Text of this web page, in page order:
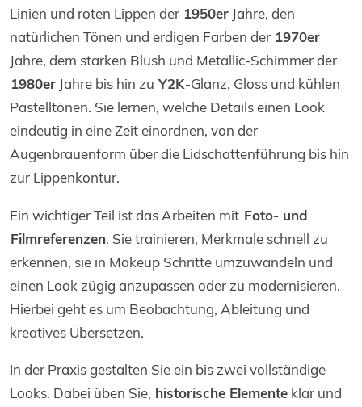
Linien und roten Lippen der 1950er Jahre, den
natürlichen Tönen und erdigen Farben der 1970er
Jahre, dem starken Blush und Metallic-Schimmer der
1980er Jahre bis hin zuY2K-Glanz, Gloss und kühlen
Pastelltönen. Sie lernen, welche Details einen Look
eindeutig in eine Zeit einordnen, von der
Augenbrauenform über die Lidschattenführung bis hin
zur Lippenkontur.
Ein wichtiger Teil ist das Arbeiten mit Foto- und
Filmreferenzen. Sie trainieren, Merkmale schnell zu
erkennen, sie in Makeup Schritte umzuwandeln und
einen Look zügig anzupassen oder zu modernisieren.
Hierbei geht es um Beobachtung, Ableitung und
kreatives Übersetzen.
In der Praxis gestalten Sie ein bis zwei vollständige
Looks. Dabei üben Sie, historische Elemente klar und